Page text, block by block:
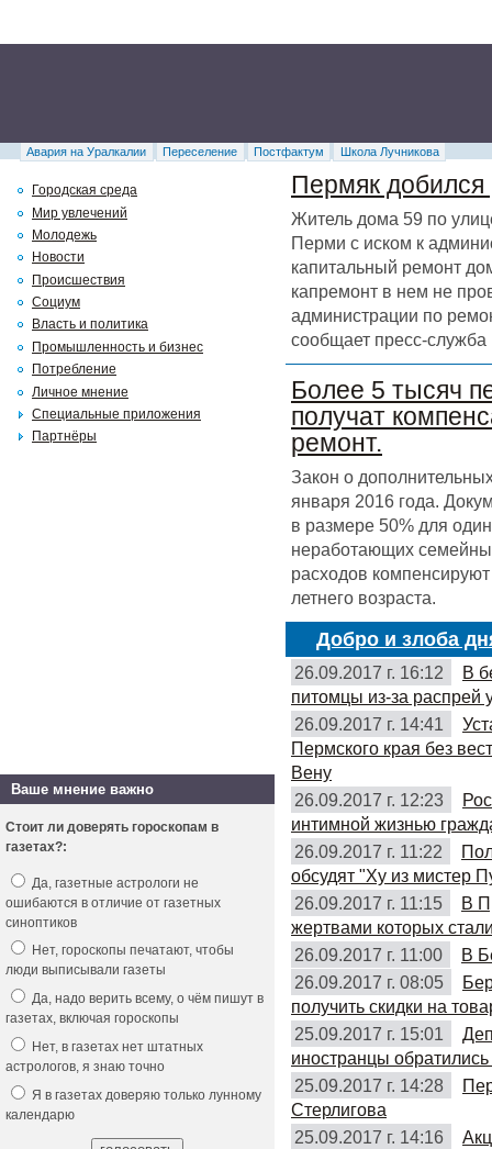
Авария на Уралкалии Переселение Постфактум Школа Лучникова
Пермяк добился
Житель дома 59 по
Перми с иском к
капитальный ремонт
капремонт в нем не
администрации по
сообщает пресс-служба
Более 5 тысяч
получат
ремонт.
Закон о
января 2016 года.
в размере 50% для
неработающих
расходов
летнего возраста.
Добро и злоба
26.09.2017 г. 16:12
В
питомцы из-за распрей
26.09.2017 г. 14:41
Пермского края без
Вену
26.09.2017 г. 12:23
интимной жизнью
26.09.2017 г. 11:22
обсудят "Ху из мистер
26.09.2017 г. 11:15
В
жертвами которых
26.09.2017 г. 11:00
В
26.09.2017 г. 08:05
получить скидки на
25.09.2017 г. 15:01
иностранцы обратились
25.09.2017 г. 14:28
Стерлигова
25.09.2017 г. 14:16
Городская среда
Мир увлечений
Молодежь
Новости
Происшествия
Социум
Власть и политика
Промышленность и бизнес
Потребление
Личное мнение
Специальные приложения
Партнёры
Ваше мнение важно
Стоит ли доверять гороскопам в
газетах?:
Да, газетные астрологи не
ошибаются в отличие от газетных
синоптиков
Нет, гороскопы печатают, чтобы
люди выписывали газеты
Да, надо верить всему, о чём пишут в
газетах, включая гороскопы
Нет, в газетах нет штатных
астрологов, я знаю точно
Я в газетах доверяю только лунному
календарю